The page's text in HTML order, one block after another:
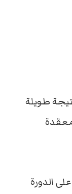
طويلة
الدورة